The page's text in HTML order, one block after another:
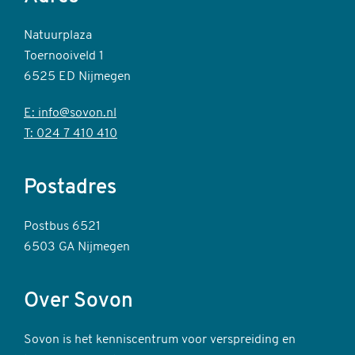
Natuurplaza
Toernooiveld 1
6525 ED Nijmegen
E: info@sovon.nl
T: 024 7 410 410
Postadres
Postbus 6521
6503 GA Nijmegen
Over Sovon
Sovon is het kenniscentrum voor verspreiding en